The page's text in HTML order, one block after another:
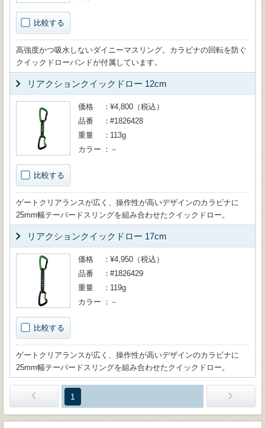
比較する
高強度かつ吸水しないダイニーマスリング。カラビナの回転を防ぐ
クイックドローバンドが付属しています。
リアクションクイックドロー 12cm
比較する
価格
¥4,800（税込）
品番
#1826428
重量
113g
カラー
－
ゲートクリアランスが広く、操作性が高いデザインのカラビナに
25mm幅テーパードスリングを組み合わせたクイックドロー。
リアクションクイックドロー 17cm
比較する
価格
¥4,950（税込）
品番
#1826429
重量
119g
カラー
－
ゲートクリアランスが広く、操作性が高いデザインのカラビナに
25mm幅テーパードスリングを組み合わせたクイックドロー。
1